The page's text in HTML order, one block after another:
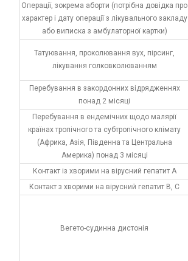
Операції, зокрема аборти (потрібна довідка про
характер і дату операції з лікувального закладу
або виписка з амбулаторної картки)
Татуювання, проколювання вух, пірсинг,
лікування голковколюванням
Перебування в закордонних відрядженнях
понад 2 місяці
Перебування в ендемічних щодо малярії
країнах тропічного та субтропічного клімату
(Африка, Азія, Південна та Центральна
Америка) понад 3 місяці
Контакт із хворими на вірусний гепатит A
Контакт з хворими на вірусний гепатит B, C
Вегето-судинна дистонія